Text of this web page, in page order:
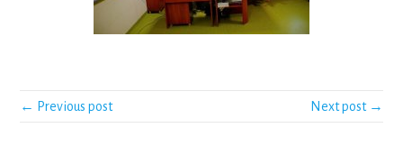
← Previous post Next post →